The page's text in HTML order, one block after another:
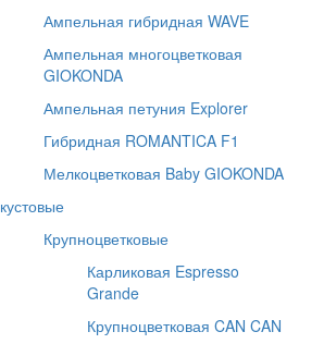
Ампельная гибридная WAVE
Ампельная многоцветковая
GIOKONDA
Ампельная петуния Explorer
Гибридная ROMANTICA F1
Мелкоцветковая Baby GIOKONDA
кустовые
Крупноцветковые
Карликовая Espresso
Grande
Крупноцветковая CAN CAN